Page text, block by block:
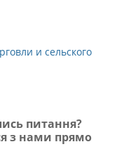
и сельского
питання?
з нами прямо